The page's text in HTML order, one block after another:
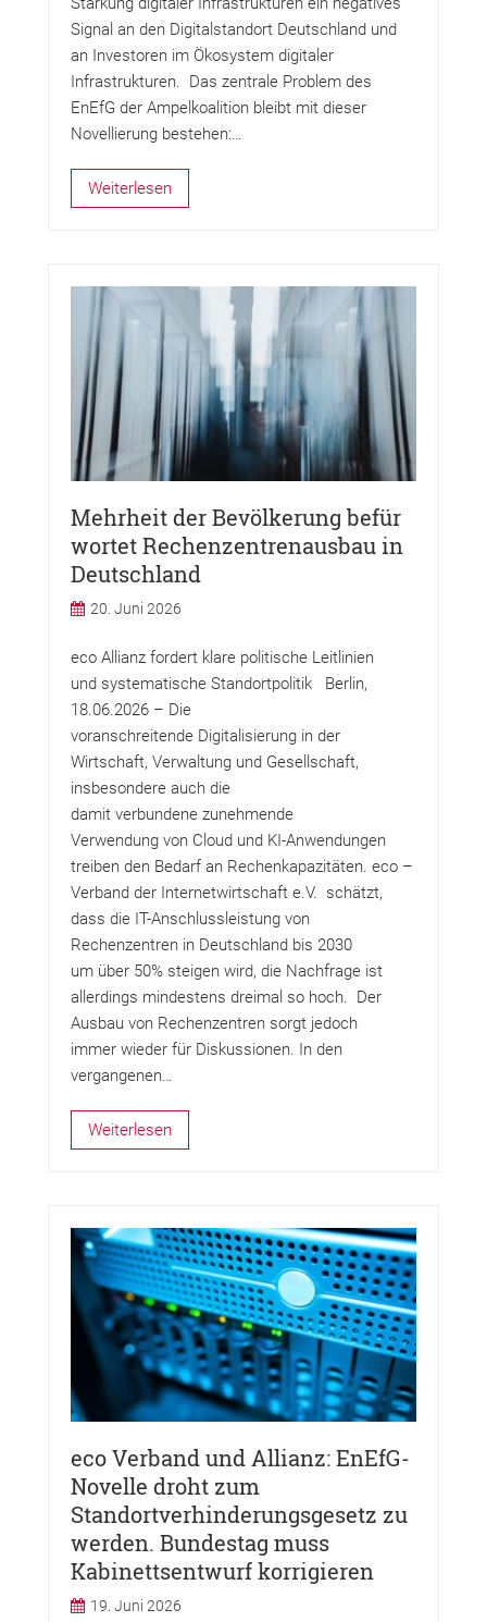
Signal an den Digitalstandort Deutschland und
an Investoren im Ökosystem digitaler
Infrastrukturen. Das zentrale Problem des
EnEfG der Ampelkoalition bleibt mit dieser
Novellierung bestehen:…
Weiterlesen
Mehrheit der Bevölkerung befür
wortet Rechenzentrenausbau in
Deutschland
20. Juni 2026
eco Allianz fordert klare politische Leitlinien
und systematische Standortpolitik Berlin,
18.06.2026 – Die
voranschreitende Digitalisierung in der
Wirtschaft, Verwaltung und Gesellschaft,
insbesondere auch die
damit verbundene zunehmende
Verwendung von Cloud und KI-Anwendungen
treiben den Bedarf an Rechenkapazitäten. eco –
Verband der Internetwirtschaft e.V. schätzt,
dass die IT-Anschlussleistung von
Rechenzentren in Deutschland bis 2030
um über 50% steigen wird, die Nachfrage ist
allerdings mindestens dreimal so hoch. Der
Ausbau von Rechenzentren sorgt jedoch
immer wieder für Diskussionen. In den
vergangenen…
Weiterlesen
eco Verband und Allianz: EnEfG-
Novelle droht zum
Standortverhinderungsgesetz zu
werden. Bundestag muss
Kabinettsentwurf korrigieren
19. Juni 2026